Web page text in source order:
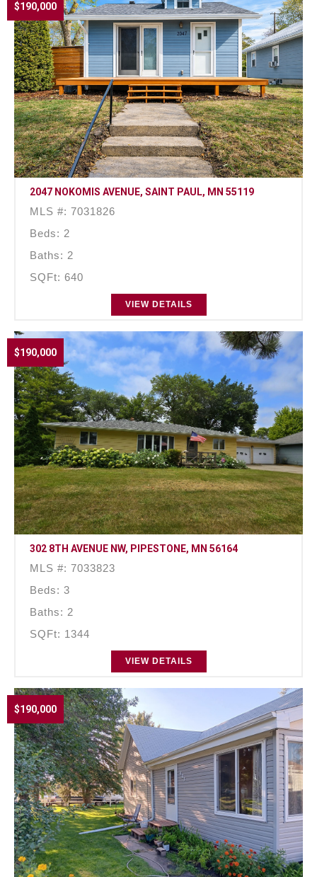
$190,000
2047 NOKOMIS AVENUE, SAINT PAUL, MN 55119
MLS #: 7031826
Beds: 2
Baths: 2
SQFt: 640
VIEW DETAILS
$190,000
302 8TH AVENUE NW, PIPESTONE, MN 56164
MLS #: 7033823
Beds: 3
Baths: 2
SQFt: 1344
VIEW DETAILS
$190,000